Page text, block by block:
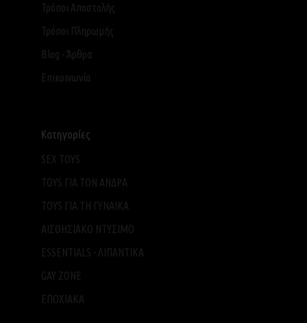
Τρόποι Αποστολής
Τρόποι Πληρωμής
Blog - Άρθρα
Επικοινωνία
Κατηγορίες
SEX TOYS
TOYS ΓΙΑ ΤΟΝ ΑΝΔΡΑ
TOYS ΓΙΑ ΤH ΓΥΝΑΙΚΑ
ΑΙΣΘΗΣΙΑΚΟ ΝΤΥΣΙΜΟ
ESSENTIALS - ΛΙΠΑΝΤΙΚΑ
GAY ZONE
ΕΠΟΧΙΑΚΑ